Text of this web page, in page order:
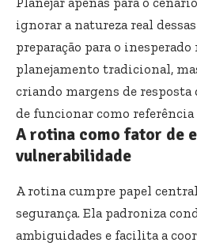
ignorar a natureza real dessas
preparação para o
planejamento tradicional,
criando margens de
de funcionar como referência
A rotina como fator de
vulnerabilidade
A rotina cumpre papel
segurança. Ela padroniza
ambiguidades e facilita a